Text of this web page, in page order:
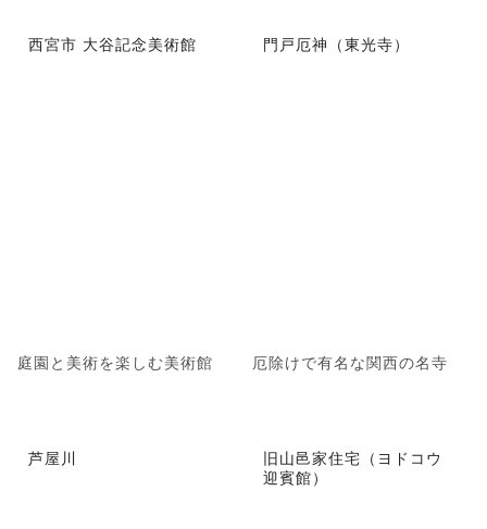
西宮市 大谷記念美術館
庭園と美術を楽しむ美術館
門戸厄神（東光寺）
厄除けで有名な関西の名寺
芦屋川
旧山邑家住宅（ヨドコウ
迎賓館）